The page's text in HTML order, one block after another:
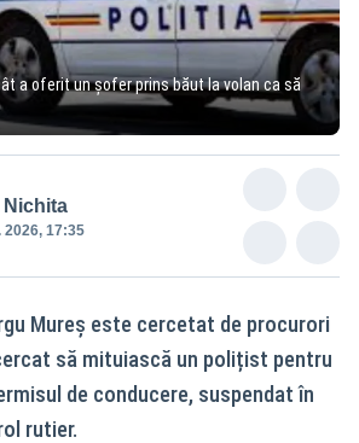
a oferit un șofer prins băut la volan ca să
Nichita
2026, 17:35
Mureș este cercetat de procurori
să mituiască un polițist pentru
de conducere, suspendat în
rutier.